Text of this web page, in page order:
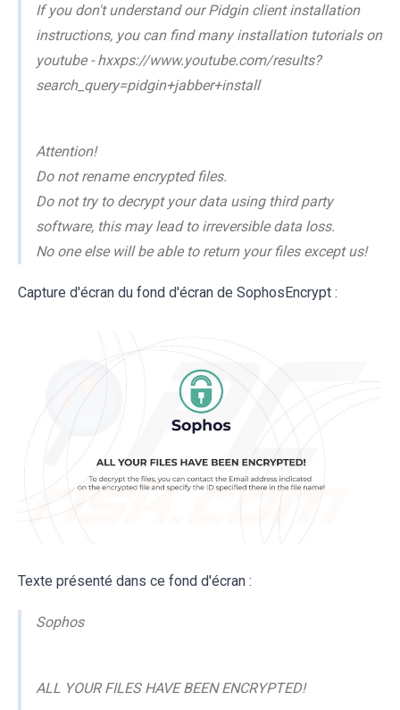
If you don't understand our Pidgin client installation
instructions, you can find many installation tutorials on
youtube - hxxps://www.youtube.com/results?
search_query=pidgin+jabber+install
Attention!
Do not rename encrypted files.
Do not try to decrypt your data using third party
software, this may lead to irreversible data loss.
No one else will be able to return your files except us!
Capture d'écran du fond d'écran de SophosEncrypt :
Texte présenté dans ce fond d'écran :
Sophos
ALL YOUR FILES HAVE BEEN ENCRYPTED!